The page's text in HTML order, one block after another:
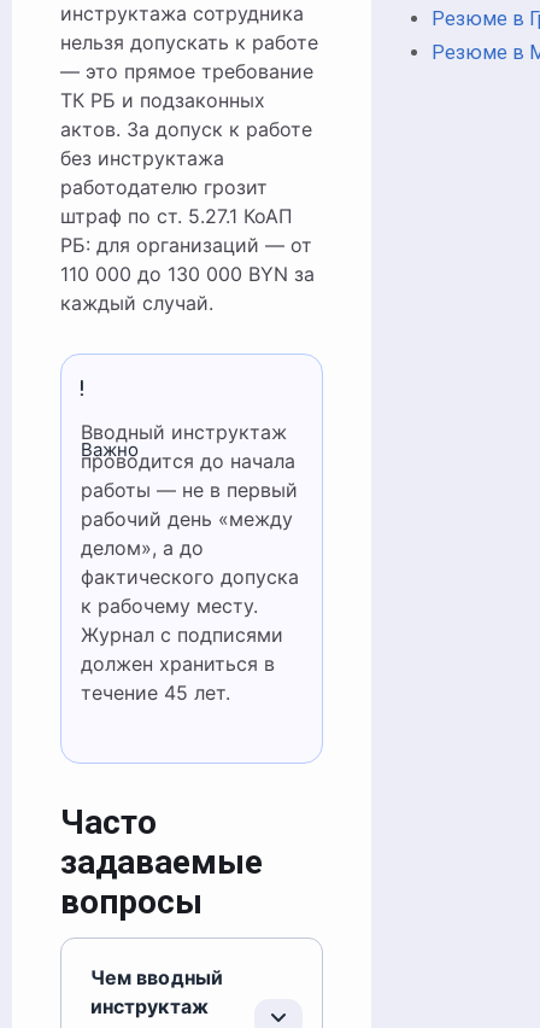
инструктажа сотрудника
нельзя допускать к работе
— это прямое требование
ТК РБ и подзаконных
актов. За допуск к работе
без инструктажа
работодателю грозит
штраф по ст. 5.27.1 КоАП
РБ: для организаций — от
110 000 до 130 000 BYN за
каждый случай.
Важно
Вводный инструктаж
проводится до начала
работы — не в первый
рабочий день «между
делом», а до
фактического допуска
к рабочему месту.
Журнал с подписями
должен храниться в
течение 45 лет.
Часто
задаваемые
вопросы
Чем вводный
инструктаж
Резюме в
Резюме в